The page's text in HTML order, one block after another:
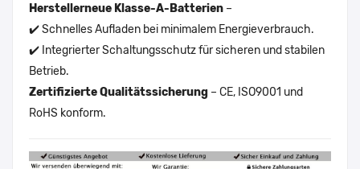
Herstellerneue Klasse-A-Batterien –
✔️ Schnelles Aufladen bei minimalem Energieverbrauch.
✔️ Integrierter Schaltungsschutz für sicheren und stabilen
Betrieb.
Zertifizierte Qualitätssicherung – CE, ISO9001 und
RoHS konform.